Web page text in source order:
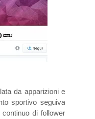
da apparizioni e
sportivo seguiva
di follower